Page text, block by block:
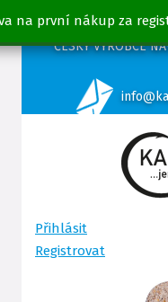
na první nákup za
ČESKÝ VÝROBCE
Přihlásit
Registrovat